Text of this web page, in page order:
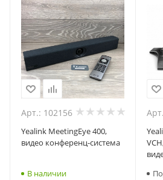
Арт.: 102156
Yealink MeetingEye 400,
видео конференц-система
В наличии